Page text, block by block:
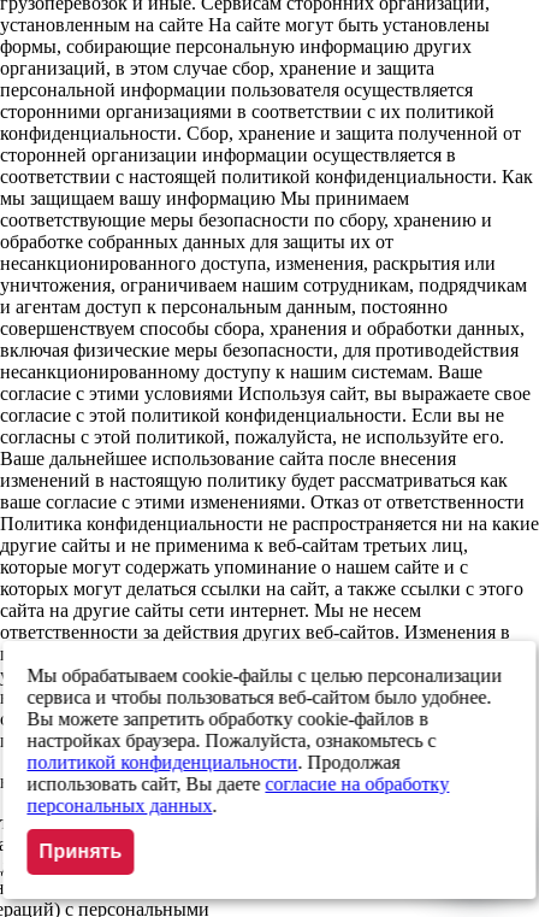
установленным на сайте На сайте могут быть установлены
формы, собирающие персональную информацию других
организаций, в этом случае сбор, хранение и защита
персональной информации пользователя осуществляется
сторонними организациями в соответствии с их политикой
конфиденциальности. Сбор, хранение и защита полученной от
сторонней организации информации осуществляется в
соответствии с настоящей политикой конфиденциальности. Как
мы защищаем вашу информацию Мы принимаем
соответствующие меры безопасности по сбору, хранению и
обработке собранных данных для защиты их от
несанкционированного доступа, изменения, раскрытия или
уничтожения, ограничиваем нашим сотрудникам, подрядчикам
и агентам доступ к персональным данным, постоянно
совершенствуем способы сбора, хранения и обработки данных,
включая физические меры безопасности, для противодействия
несанкционированному доступу к нашим системам. Ваше
согласие с этими условиями Используя сайт, вы выражаете свое
согласие с этой политикой конфиденциальности. Если вы не
согласны с этой политикой, пожалуйста, не используйте его.
Ваше дальнейшее использование сайта после внесения
изменений в настоящую политику будет рассматриваться как
ваше согласие с этими изменениями. Отказ от ответственности
Политика конфиденциальности не распространяется ни на какие
другие сайты и не применима к веб-сайтам третьих лиц,
которые могут содержать упоминание о нашем сайте и с
которых могут делаться ссылки на сайт, а также ссылки с этого
сайта на другие сайты сети интернет. Мы не несем
ответственности за действия других веб-сайтов. Изменения в
политике конфиденциальности Мы имеем право по своему
усмотрению обновлять данную политику конфиденциальности
в любое время. Используя сайт, вы соглашаетесь с принятием на
себя ответственности за периодическое ознакомление с
политикой конфиденциальности и изменениями в ней
данных
даю свое согласие на
(в т.ч. фамилия, имя,
электронной почты, адрес
любых действий (операций)
с персональными
Мы обрабатываем cookie-файлы с целью персонализации
сервиса и чтобы пользоваться веб-сайтом было удобнее.
Вы можете запретить обработку cookie-файлов в
настройках браузера. Пожалуйста, ознакомьтесь с
политикой конфиденциальности. Продолжая
использовать сайт, Вы даетесогласие на обработку
персональных данных.
Принять